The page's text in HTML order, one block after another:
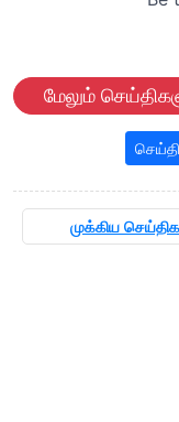
மேலும்
முக்கிய